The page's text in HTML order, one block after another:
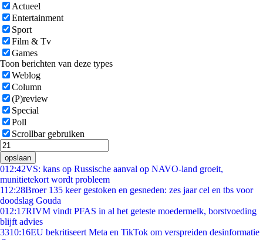
Actueel
Entertainment
Sport
Film & Tv
Games
Toon berichten van deze types
Weblog
Column
(P)review
Special
Poll
Scrollbar gebruiken
opslaan
012:42VS: kans op Russische aanval op NAVO-land groeit,
munitietekort wordt probleem
112:28Broer 135 keer gestoken en gesneden: zes jaar cel en tbs voor
doodslag Gouda
012:17RIVM vindt PFAS in al het geteste moedermelk, borstvoeding
blijft advies
3310:16EU bekritiseert Meta en TikTok om verspreiden desinformatie